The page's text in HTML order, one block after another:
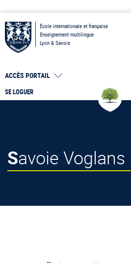
École internationale et française
Enseignement multilingue
Lyon & Savoie
SE LOGUER
ACCÈS PORTAIL
Savoie Voglans